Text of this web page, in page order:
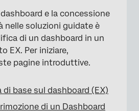
×
e la concessione
nelle soluzioni guidate è
di un dashboard in un
EX. Per iniziare,
pagine introduttive.
di base sul dashboard (EX)
di un Dashboard